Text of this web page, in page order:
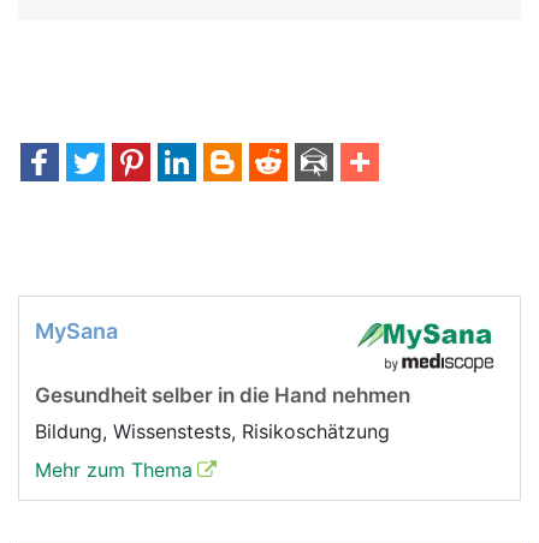
MySana
Gesundheit selber in die Hand nehmen
Bildung, Wissenstests, Risikoschätzung
Mehr zum Thema